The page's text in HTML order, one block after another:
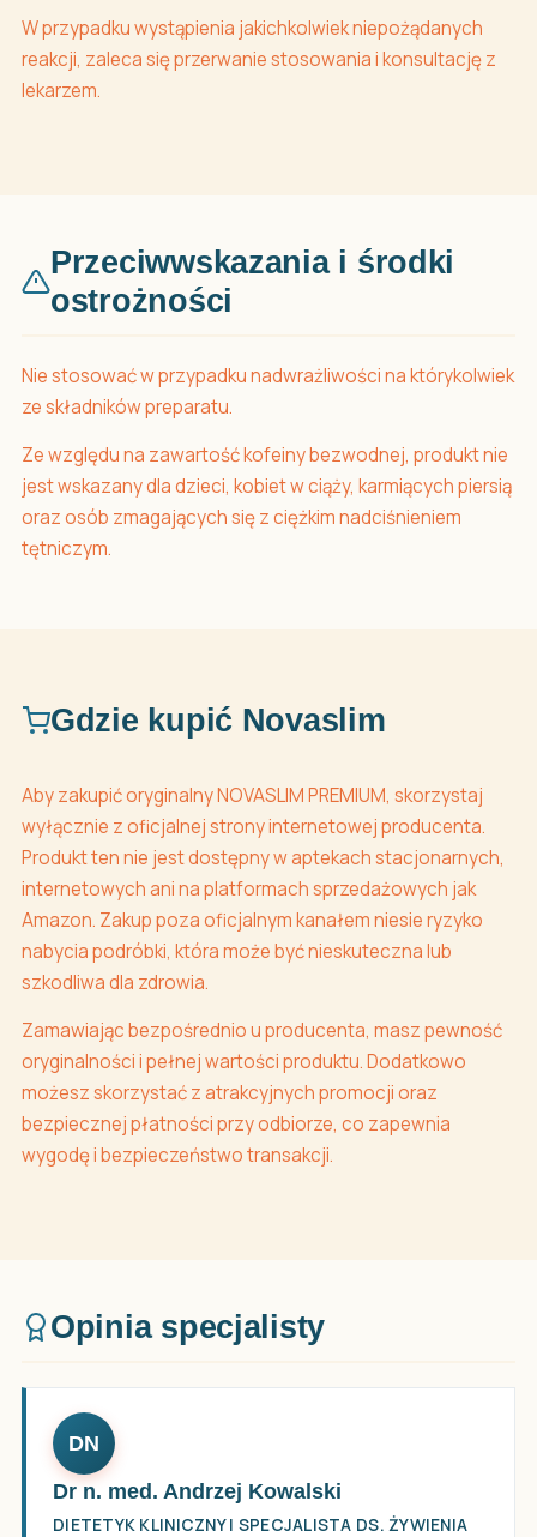
W przypadku wystąpienia jakichkolwiek niepożądanych
reakcji, zaleca się przerwanie stosowania i konsultację z
lekarzem.
Przeciwwskazania i środki
ostrożności
Nie stosować w przypadku nadwrażliwości na którykolwiek
ze składników preparatu.
Ze względu na zawartość kofeiny bezwodnej, produkt nie
jest wskazany dla dzieci, kobiet w ciąży, karmiących piersią
oraz osób zmagających się z ciężkim nadciśnieniem
tętniczym.
Gdzie kupić Novaslim
Aby zakupić oryginalny NOVASLIM PREMIUM, skorzystaj
wyłącznie z oficjalnej strony internetowej producenta.
Produkt ten nie jest dostępny w aptekach stacjonarnych,
internetowych ani na platformach sprzedażowych jak
Amazon. Zakup poza oficjalnym kanałem niesie ryzyko
nabycia podróbki, która może być nieskuteczna lub
szkodliwa dla zdrowia.
Zamawiając bezpośrednio u producenta, masz pewność
oryginalności i pełnej wartości produktu. Dodatkowo
możesz skorzystać z atrakcyjnych promocji oraz
bezpiecznej płatności przy odbiorze, co zapewnia
wygodę i bezpieczeństwo transakcji.
Opinia specjalisty
DN
Dr n. med. Andrzej Kowalski
DIETETYK KLINICZNY I SPECJALISTA DS. ŻYWIENIA